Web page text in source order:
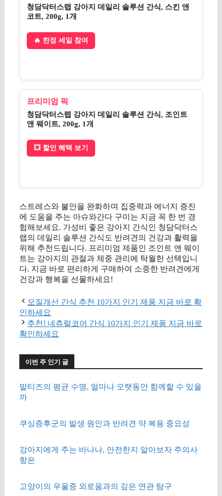
청담닥터스랩 강아지 데일리 솔루션 간식, 스킨 앤
코트, 200g, 1개
🔥 한정 세일 참여
프리미엄 픽
청담닥터스랩 강아지 데일리 솔루션 간식, 조인트
앤 웨이트, 200g, 1개
💥 할인 혜택 보기
스트레스와 불안을 완화하며 집중력과 에너지 증진
에 도움을 주는 아슈와간다 구미는 지금 꼭 한 번 경
험해보세요. 가성비 좋은 강아지 간식인 청담닥터스
랩의 데일리 솔루션 간식도 반려견의 건강과 활력을
위해 추천드립니다. 프리미엄 제품인 조인트 앤 웨이
트는 강아지의 관절과 체중 관리에 탁월한 선택입니
다. 지금 바로 편리하게 구매하여 소중한 반려견에게
건강과 행복을 선물하세요!
모질개선 간식 추천 10가지 인기 제품 지금 바로 확
인하세요
추천! 네츄럴코어 간식 10가지 인기 제품 지금 바로
확인하세요
이번 주 인기 글
말티즈의 평균 수명, 얼마나 오랫동안 함께할 수 있을
까
쿠싱증후군의 발생 원인과 반려견 약 복용 중요성
강아지에게 주는 바나나, 안전한지 알아보자 주의사
항은
고양이의 우울증 외로움과의 깊은 연관 탐구